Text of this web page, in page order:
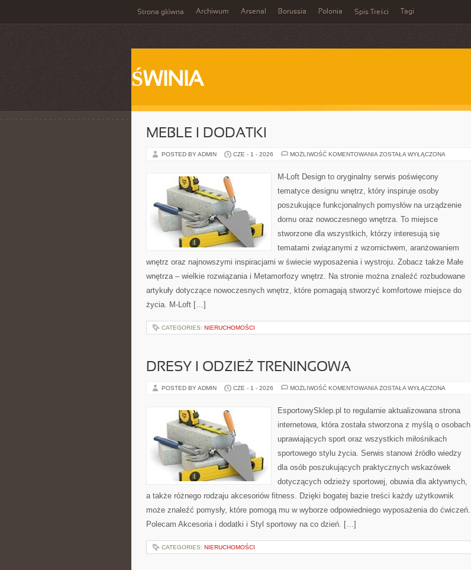
Strona główna Archiwum Arsenal Borussia Polonia Spis Treści Tagi
ŚWINIA
MEBLE I DODATKI
POSTED BY ADMIN CZE - 1 - 2026 MOŻLIWOŚĆ KOMENTOWANIA MEBLE
ZOSTAŁA WYŁĄCZONA
M-Loft Design to oryginalny serwis poświęcony
tematyce designu wnętrz, który inspiruje osoby
poszukujące funkcjonalnych pomysłów na urządzenie
domu oraz nowoczesnego wnętrza. To miejsce
stworzone dla wszystkich, którzy interesują się
tematami związanymi z wzornictwem, aranżowaniem
wnętrz oraz najnowszymi inspiracjami w świecie wyposażenia i wystroju. Zobacz także Małe
wnętrza – wielkie rozwiązania i Metamorfozy wnętrz. Na stronie można znaleźć rozbudowane
artykuły dotyczące nowoczesnych wnętrz, które pomagają stworzyć komfortowe miejsce do
życia. M-Loft […]
CATEGORIES: NIERUCHOMOŚCI
DRESY I ODZIEŻ TRENINGOWA
POSTED BY ADMIN CZE - 1 - 2026 MOŻLIWOŚĆ KOMENTOWANIA DRESY
TRENINGOWA
ZOSTAŁA WYŁĄCZONA
EsportowySklep.pl to regularnie aktualizowana strona
internetowa, która została stworzona z myślą o osobach
uprawiających sport oraz wszystkich miłośnikach
sportowego stylu życia. Serwis stanowi źródło wiedzy
dla osób poszukujących praktycznych wskazówek
dotyczących odzieży sportowej, obuwia dla aktywnych,
a także różnego rodzaju akcesoriów fitness. Dzięki bogatej bazie treści każdy użytkownik
może znaleźć pomysły, które pomogą mu w wyborze odpowiedniego wyposażenia do ćwiczeń.
Polecam Akcesoria i dodatki i Styl sportowy na co dzień. […]
CATEGORIES: NIERUCHOMOŚCI